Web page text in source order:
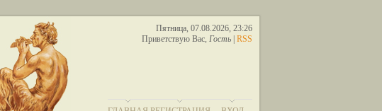
Пятница, 07.08.2026, 23:26
Приветствую Вас, Гость RSS